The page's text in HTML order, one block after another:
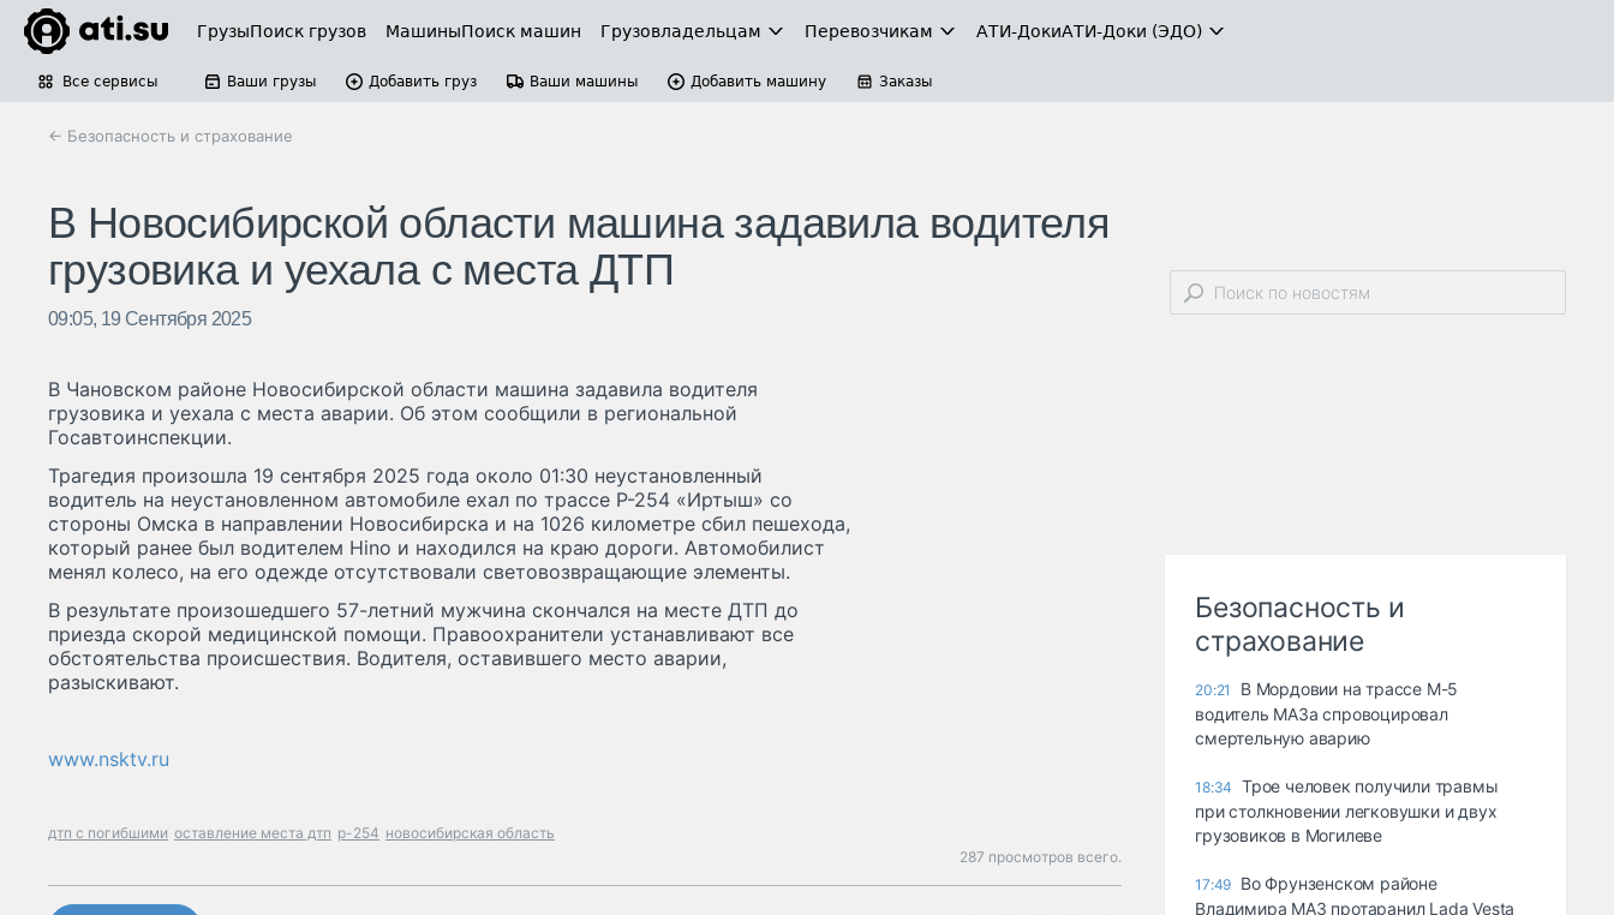
ГрузыПоиск грузов МашиныПоиск машин Грузовладельцам Перевозчикам АТИ-ДокиАТИ-Доки (ЭДО)
Все сервисы Ваши грузы Добавить груз Ваши машины Добавить машину Заказы
← Безопасность и страхование
В Новосибирской области машина задавила водителя
грузовика и уехала с места ДТП
09:05, 19 Сентября 2025
В Чановском районе Новосибирской области машина задавила водителя
грузовика и уехала с места аварии. Об этом сообщили в региональной
Госавтоинспекции.
Трагедия произошла 19 сентября 2025 года около 01:30 неустановленный
водитель на неустановленном автомобиле ехал по трассе Р-254 «Иртыш» со
стороны Омска в направлении Новосибирска и на 1026 километре сбил пешехода,
который ранее был водителем Hino и находился на краю дороги. Автомобилист
менял колесо, на его одежде отсутствовали световозвращающие элементы.
В результате произошедшего 57-летний мужчина скончался на месте ДТП до
приезда скорой медицинской помощи. Правоохранители устанавливают все
обстоятельства происшествия. Водителя, оставившего место аварии,
разыскивают.
www.nsktv.ru
дтп с погибшими оставление места дтп р-254 новосибирская область
287 просмотров всего.
Безопасность и
страхование
20:21
В Мордовии на трассе М-5
водитель МАЗа спровоцировал
смертельную аварию
18:34
Трое человек получили травмы
при столкновении легковушки и двух
грузовиков в Могилеве
17:49 Во Фрунзенском районе
Владимира МАЗ протаранил Lada Vesta